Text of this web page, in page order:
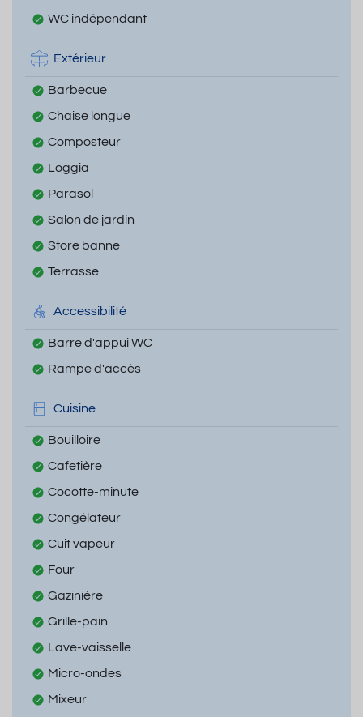
WC indépendant
Extérieur
Barbecue
Chaise longue
Composteur
Loggia
Parasol
Salon de jardin
Store banne
Terrasse
Accessibilité
Barre d'appui WC
Rampe d'accès
Cuisine
Bouilloire
Cafetière
Cocotte-minute
Congélateur
Cuit vapeur
Four
Gazinière
Grille-pain
Lave-vaisselle
Micro-ondes
Mixeur